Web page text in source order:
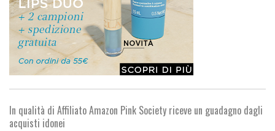
In qualità di Affiliato Amazon Pink Society riceve un guadagno dagli
acquisti idonei